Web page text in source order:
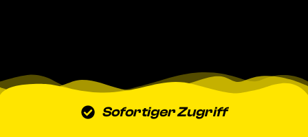
Sofortiger Zugriff